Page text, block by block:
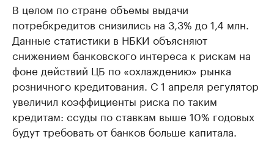
В целом по стране объемы выдачи
потребкредитов снизились на 3,3% до 1,4 млн.
Данные статистики в НБКИ объясняют
снижением банковского интереса к рискам на
фоне действий ЦБ по «охлаждению» рынка
розничного кредитования. С 1 апреля регулятор
увеличил коэффициенты риска по таким
кредитам: ссуды по ставкам выше 10% годовых
будут требовать от банков больше капитала.